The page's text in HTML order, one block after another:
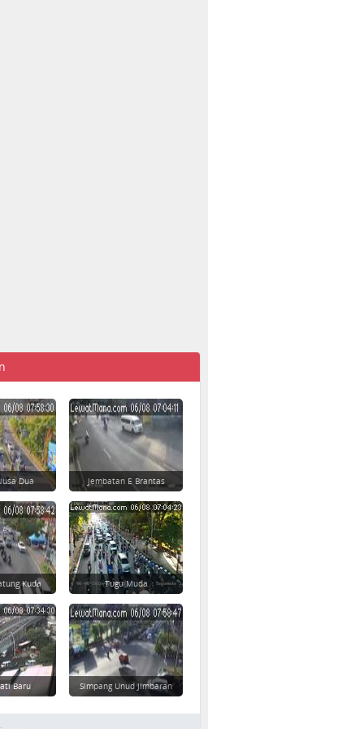
Dua Jembatan E Brantas
Kuda Tugu Muda
Baru Simpang Unud Jimbaran